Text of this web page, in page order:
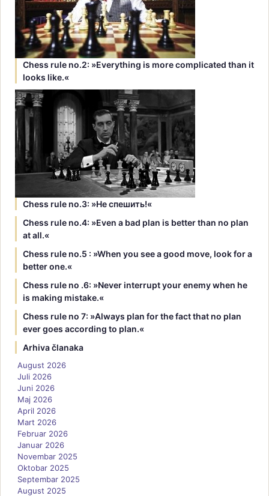
Chess rule no.2: »Everything is more complicated than it
looks like.«
Chess rule no.3: »Hе спешить!«
Chess rule no.4: »Even a bad plan is better than no plan
at all.«
Chess rule no.5 : »When you see a good move, look for a
better one.«
Chess rule no .6: »Never interrupt your enemy when he
is making mistake.«
Chess rule no 7: »Always plan for the fact that no plan
ever goes according to plan.«
Arhiva članaka
August 2026
Juli 2026
Juni 2026
Maj 2026
April 2026
Mart 2026
Februar 2026
Januar 2026
Novembar 2025
Oktobar 2025
Septembar 2025
August 2025